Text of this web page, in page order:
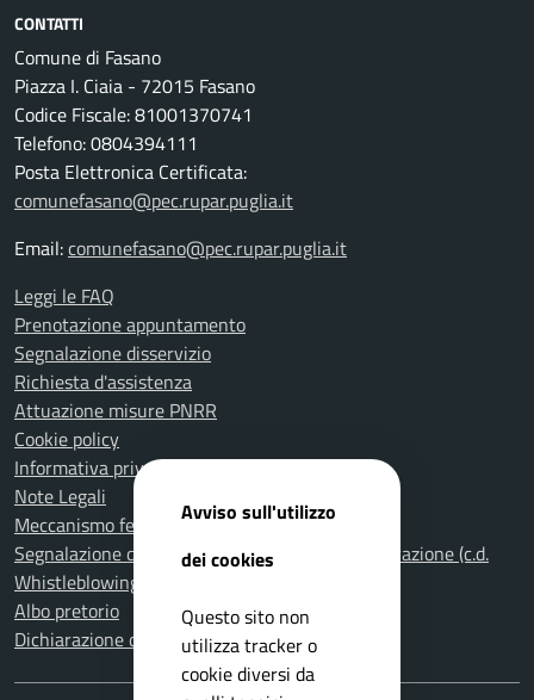
CONTATTI
Comune di Fasano
Piazza I. Ciaia - 72015 Fasano
Codice Fiscale: 81001370741
Telefono: 0804394111
Posta Elettronica Certificata:
comunefasano@pec.rupar.puglia.it
Email:comunefasano@pec.rupar.puglia.it
Leggi le FAQ
Prenotazione appuntamento
Segnalazione disservizio
Richiesta d'assistenza
Attuazione misure PNRR
Cookie policy
Informativa privacy
Note Legali
Meccanismo feedback per l'accessibilità
Segnalazione di illeciti nella Pubblica Amministrazione (c.d.
Whistleblowing)
Albo pretorio
Dichiarazione di accessibilità
Avviso sull'utilizzo
dei cookies
Questo sito non
utilizza tracker o
cookie diversi da